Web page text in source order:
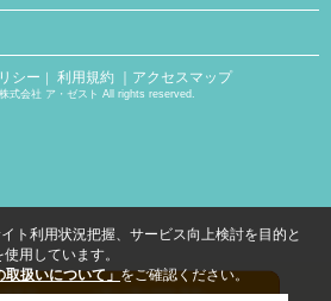
シー ｜ 利用規約 ｜アクセスマップ
式会社 ア・ゼスト All rights reserved.
ト利用状況把握、サービス向上検討を目的と
用しています。
取扱いについて」をご確認ください。